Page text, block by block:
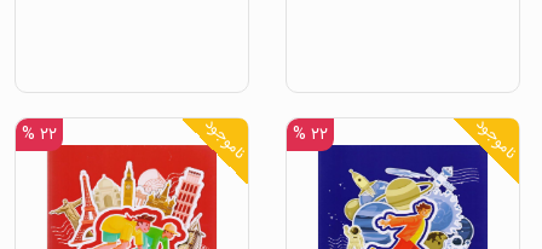
ناموجود ۲۲ % ناموجود ۲۲ %